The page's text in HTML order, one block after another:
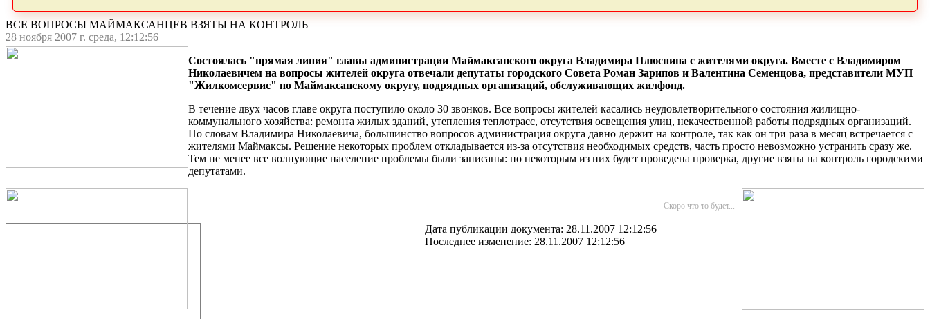
ВСЕ ВОПРОСЫ МАЙМАКСАНЦЕВ ВЗЯТЫ НА КОНТРОЛЬ
28 ноября 2007 г. среда, 12:12:56
Состоялась "прямая линия" главы администрации Маймаксанского округа Владимира Плюснина с жителями округа. Вместе с Владимиром
Николаевичем на вопросы жителей округа отвечали депутаты городского Совета Роман Зарипов и Валентина Семенцова, представители МУП
"Жилкомсервис" по Маймаксанскому округу, подрядных организаций, обслуживающих жилфонд.
В течение двух часов главе округа поступило около 30 звонков. Все вопросы жителей касались неудовлетворительного состояния жилищно-
коммунального хозяйства: ремонта жилых зданий, утепления теплотрасс, отсутствия освещения улиц, некачественной работы подрядных организаций.
По словам Владимира Николаевича, большинство вопросов администрация округа давно держит на контроле, так как он три раза в месяц встречается с
жителями Маймаксы. Решение некоторых проблем откладывается из-за отсутствия необходимых средств, часть просто невозможно устранить сразу же.
Тем не менее все волнующие население проблемы были записаны: по некоторым из них будет проведена проверка, другие взяты на контроль городскими
депутатами.
Скоро что то будет...
Дата публикации документа: 28.11.2007 12:12:56
Последнее изменение: 28.11.2007 12:12:56